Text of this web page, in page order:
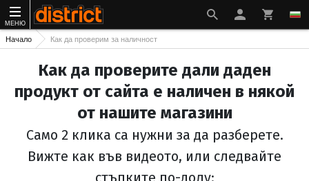
МЕНЮ
Начало Как да проверим за наличност
Как да проверите дали даден
продукт от сайта е наличен в някой
от нашите магазини
Само 2 клика са нужни за да разберете.
Вижте как във видеото, или следвайте
стъпките по-долу: